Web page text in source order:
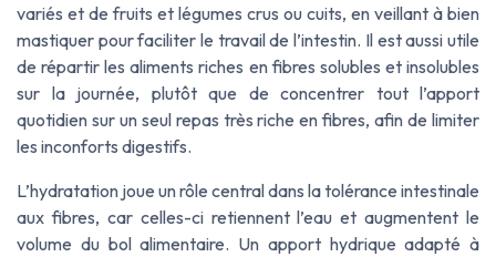
variés et de fruits et légumes crus ou cuits, en veillant à bien
mastiquer pour faciliter le travail de l’intestin. Il est aussi utile
de répartir les aliments riches en fibres solubles et insolubles
sur la journée, plutôt que de concentrer tout l’apport
quotidien sur un seul repas très riche en fibres, afin de limiter
les inconforts digestifs.
L’hydratation joue un rôle central dans la tolérance intestinale
aux fibres, car celles-ci retiennent l’eau et augmentent le
volume du bol alimentaire. Un apport hydrique adapté à